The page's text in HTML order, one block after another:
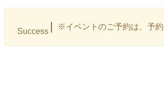
Success ※イベントのご予約は、予